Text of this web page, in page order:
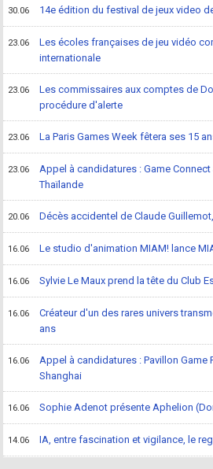
30.06 14e édition du festival de jeux video
23.06
Les écoles françaises de jeu vidéo
internationale
23.06
Les commissaires aux comptes de
procédure d'alerte
23.06 La Paris Games Week fêtera ses 15
23.06
Appel à candidatures : Game Connect
Thaïlande
20.06 Décès accidentel de Claude
16.06 Le studio d'animation MIAM! lance
16.06 Sylvie Le Maux prend la tête du Club
16.06
Créateur d'un des rares univers
ans
16.06
Appel à candidatures : Pavillon Game
Shanghai
16.06 Sophie Adenot présente Aphelion
14.06 IA, entre fascination et vigilance, le